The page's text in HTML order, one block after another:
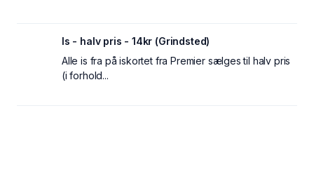
Is - halv pris - 14kr (Grindsted)
Alle is fra på iskortet fra Premier sælges til halv pris
(i forhold...